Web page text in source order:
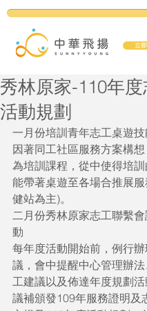
立
秀林原家-110年
活動規劃
一月份培訓青年志工桌遊
因著同工社區服務方案構
為培訓課程，從中使得培
能帶著桌遊至各場合推展
健站為主)。
二月份秀林原家志工聯繫
動
每年度活動開始前，例行
議，會中提醒中心管理辦
工建議以及佈達年度規劃
議補頒發109年服務證明及